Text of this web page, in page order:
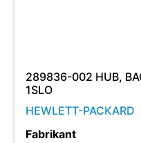
289836-002 HUB,
1SLO
HEWLETT-PACKARD
Fabrikant